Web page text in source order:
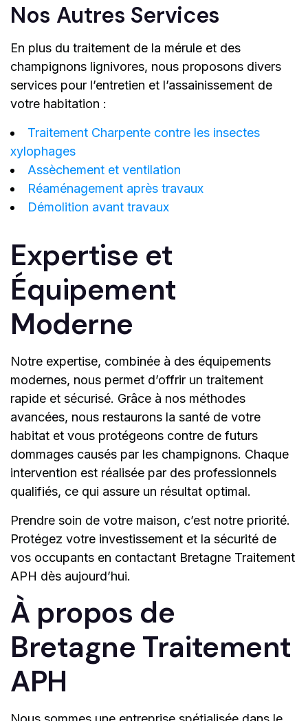
Nos Autres Services
En plus du traitement de la mérule et des
champignons lignivores, nous proposons divers
services pour l’entretien et l’assainissement de
votre habitation :
Traitement Charpente contre les insectes
xylophages
Assèchement et ventilation
Réaménagement après travaux
Démolition avant travaux
Expertise et
Équipement
Moderne
Notre expertise, combinée à des équipements
modernes, nous permet d’offrir un traitement
rapide et sécurisé. Grâce à nos méthodes
avancées, nous restaurons la santé de votre
habitat et vous protégeons contre de futurs
dommages causés par les champignons. Chaque
intervention est réalisée par des professionnels
qualifiés, ce qui assure un résultat optimal.
Prendre soin de votre maison, c’est notre priorité.
Protégez votre investissement et la sécurité de
vos occupants en contactant Bretagne Traitement
APH dès aujourd’hui.
À propos de
Bretagne Traitement
APH